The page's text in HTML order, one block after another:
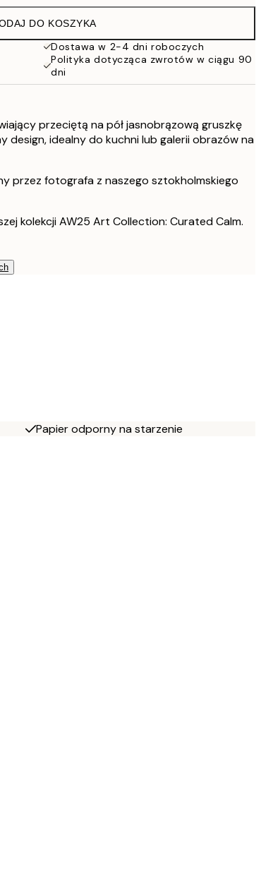
108 zł
152 zł
DO KOSZYKA
Dostawa w 2-4 dni roboczych
Polityka dotycząca zwrotów w ciągu 90
dni
przeciętą na pół jasnobrązową gruszkę
design, idealny do kuchni lub galerii obrazów na
przez fotografa z naszego sztokholmskiego
kolekcji AW25 Art Collection: Curated Calm.
Papier odporny na starzenie